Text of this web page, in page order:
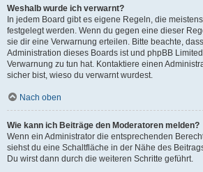
Weshalb wurde ich verwarnt?
In jedem Board gibt es eigene Regeln, die
festgelegt werden. Wenn du gegen eine dieser
sie dir eine Verwarnung erteilen. Bitte beachte,
Administration dieses Boards ist und phpBB
Verwarnung zu tun hat. Kontaktiere einen
sicher bist, wieso du verwarnt wurdest.
Nach oben
Wie kann ich Beiträge den Moderatoren melden?
Wenn ein Administrator die entsprechenden
siehst du eine Schaltfläche in der Nähe des
Du wirst dann durch die weiteren Schritte geführt.